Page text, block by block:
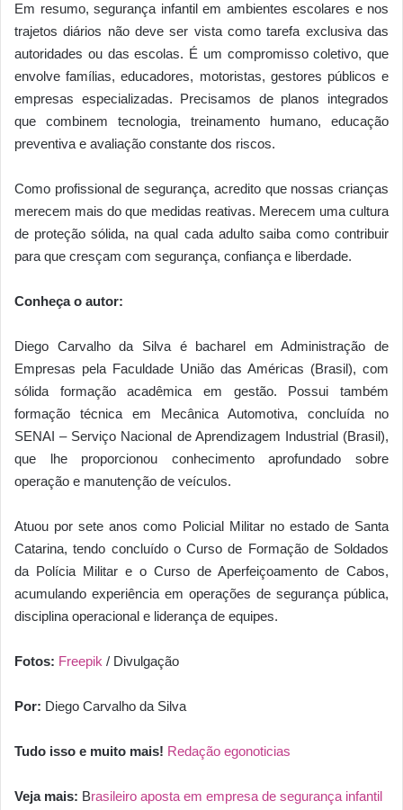
Em resumo, segurança infantil em ambientes escolares e nos
trajetos diários não deve ser vista como tarefa exclusiva das
autoridades ou das escolas. É um compromisso coletivo, que
envolve famílias, educadores, motoristas, gestores públicos e
empresas especializadas. Precisamos de planos integrados
que combinem tecnologia, treinamento humano, educação
preventiva e avaliação constante dos riscos.
Como profissional de segurança, acredito que nossas crianças
merecem mais do que medidas reativas. Merecem uma cultura
de proteção sólida, na qual cada adulto saiba como contribuir
para que cresçam com segurança, confiança e liberdade.
Conheça o autor:
Diego Carvalho da Silva é bacharel em Administração de
Empresas pela Faculdade União das Américas (Brasil), com
sólida formação acadêmica em gestão. Possui também
formação técnica em Mecânica Automotiva, concluída no
SENAI – Serviço Nacional de Aprendizagem Industrial (Brasil),
que lhe proporcionou conhecimento aprofundado sobre
operação e manutenção de veículos.
Atuou por sete anos como Policial Militar no estado de Santa
Catarina, tendo concluído o Curso de Formação de Soldados
da Polícia Militar e o Curso de Aperfeiçoamento de Cabos,
acumulando experiência em operações de segurança pública,
disciplina operacional e liderança de equipes.
Fotos: Freepik / Divulgação
Por: Diego Carvalho da Silva
Tudo isso e muito mais! Redação egonoticias
Veja mais: Brasileiro aposta em empresa de segurança infantil